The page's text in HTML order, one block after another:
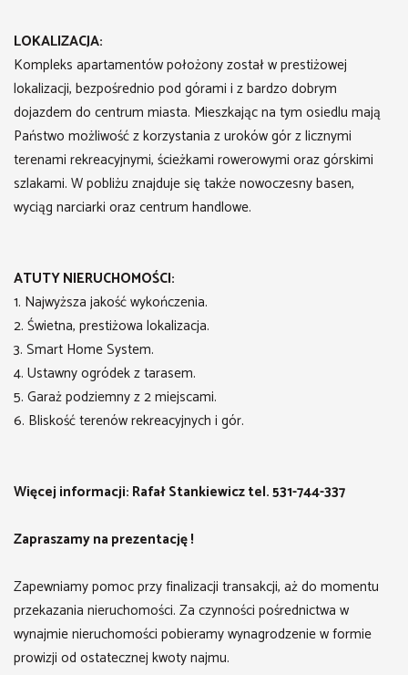
LOKALIZACJA:
Kompleks apartamentów położony został w prestiżowej
lokalizacji, bezpośrednio pod górami i z bardzo dobrym
dojazdem do centrum miasta. Mieszkając na tym osiedlu mają
Państwo możliwość z korzystania z uroków gór z licznymi
terenami rekreacyjnymi, ścieżkami rowerowymi oraz górskimi
szlakami. W pobliżu znajduje się także nowoczesny basen,
wyciąg narciarki oraz centrum handlowe.
ATUTY NIERUCHOMOŚCI:
1. Najwyższa jakość wykończenia.
2. Świetna, prestiżowa lokalizacja.
3. Smart Home System.
4. Ustawny ogródek z tarasem.
5. Garaż podziemny z 2 miejscami.
6. Bliskość terenów rekreacyjnych i gór.
Więcej informacji: Rafał Stankiewicz tel. 531-744-337
Zapraszamy na prezentację !
Zapewniamy pomoc przy finalizacji transakcji, aż do momentu
przekazania nieruchomości. Za czynności pośrednictwa w
wynajmie nieruchomości pobieramy wynagrodzenie w formie
prowizji od ostatecznej kwoty najmu.